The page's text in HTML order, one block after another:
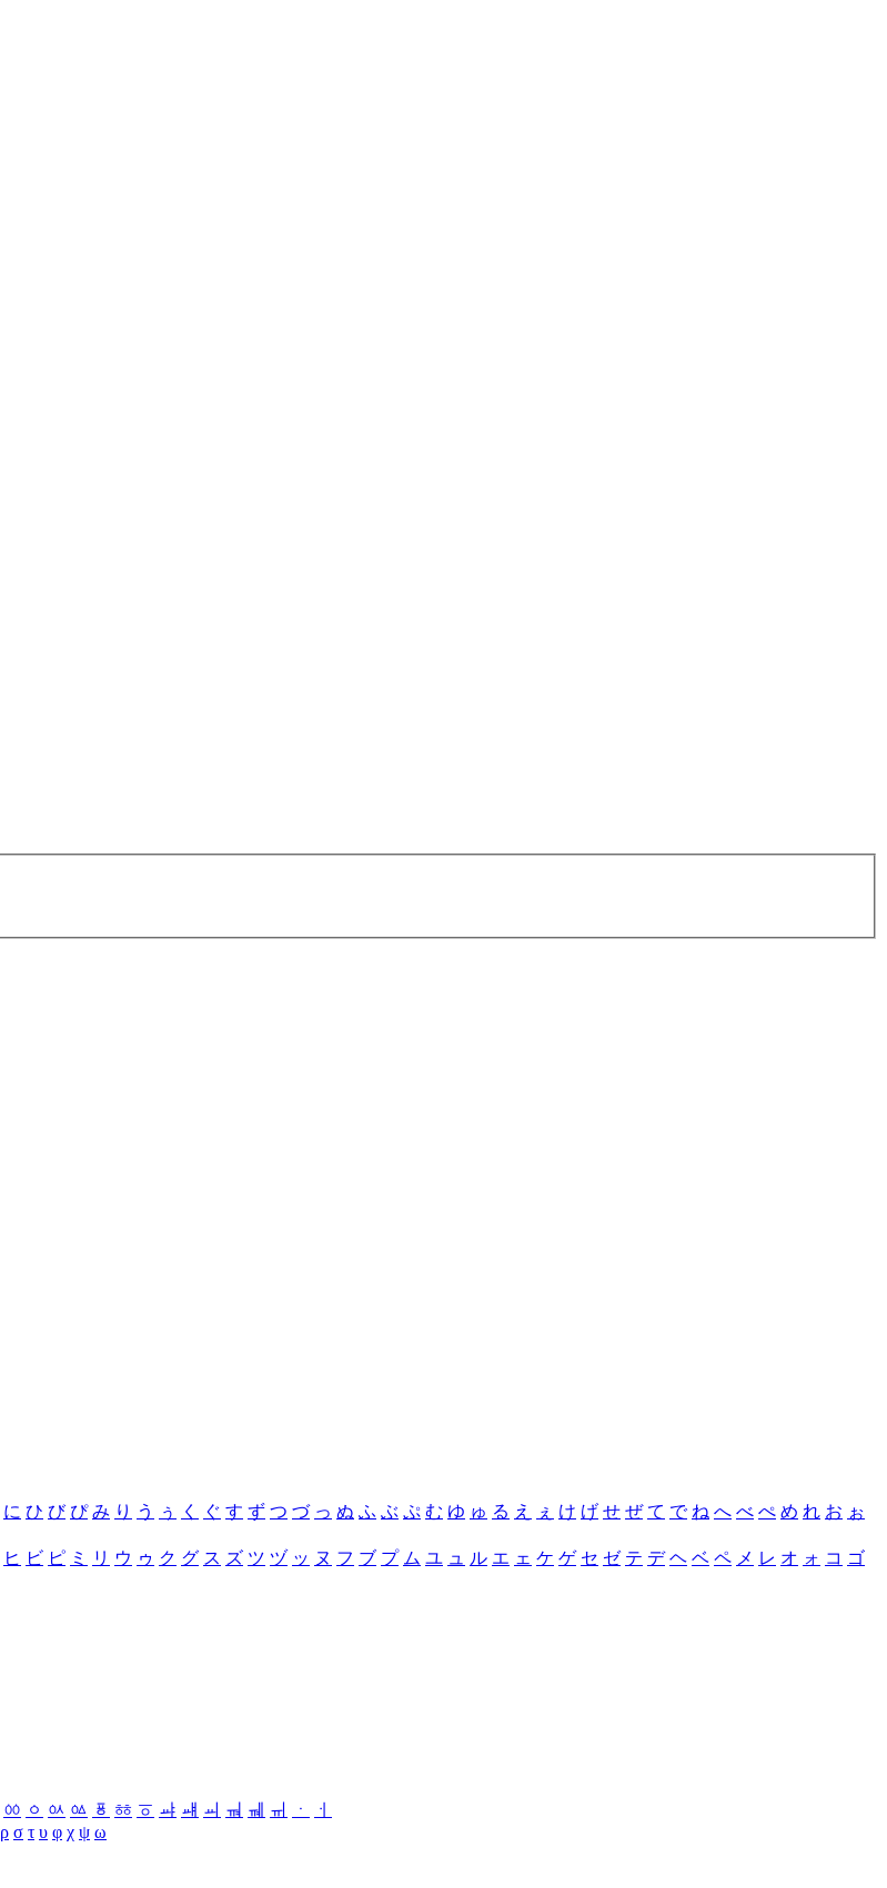
に ひ び ぴ み り う ぅ く ぐ す ず つ づ っ ぬ ふ ぶ ぷ む ゆ ゅ る え ぇ け げ せ ぜ て で ね へ べ ぺ め れ お ぉ
ヒ ビ ピ ミ リ ウ ゥ ク グ ス ズ ツ ヅ ッ ヌ フ ブ プ ム ユ ュ ル エ ェ ケ ゲ セ ゼ テ デ ヘ ベ ペ メ レ オ ォ コ ゴ
ㆀ ㆁ ㆂ ㆃ ㆄ ㆅ ㆆ ㆇ ㆈ ㆉ ㆊ ㆋ ㆌ ㆍ
ㆎ
ρ σ τ υ φ χ ψ ω